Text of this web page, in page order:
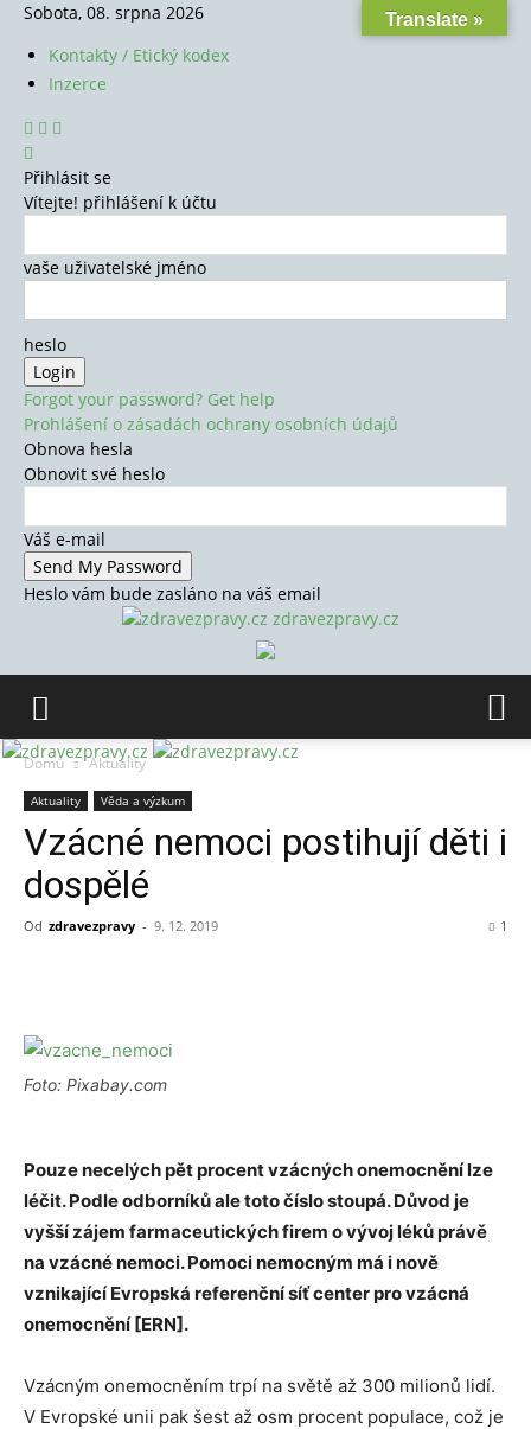
Sobota, 08. srpna 2026
Kontakty / Etický kodex
Inzerce
Přihlásit se
Vítejte! přihlášení k účtu
vaše uživatelské jméno
heslo
Forgot your password? Get help
Prohlášení o zásadách ochrany osobních údajů
Obnova hesla
Obnovit své heslo
Váš e-mail
Heslo vám bude zasláno na váš email
zdravezpravy.cz
Domů Aktuality
Aktuality Věda a výzkum
Vzácné nemoci postihují děti i
dospělé
Od zdravezpravy - 9. 12. 2019 1
Foto: Pixabay.com
Pouze necelých pět procent vzácných onemocnění lze
léčit. Podle odborníků ale toto číslo stoupá. Důvod je
vyšší zájem farmaceutických firem o vývoj léků právě
na vzácné nemoci. Pomoci nemocným má i nově
vznikající Evropská referenční síť center pro vzácná
onemocnění [ERN].
Vzácným onemocněním trpí na světě až 300 milionů lidí.
V Evropské unii pak šest až osm procent populace, což je
Translate »